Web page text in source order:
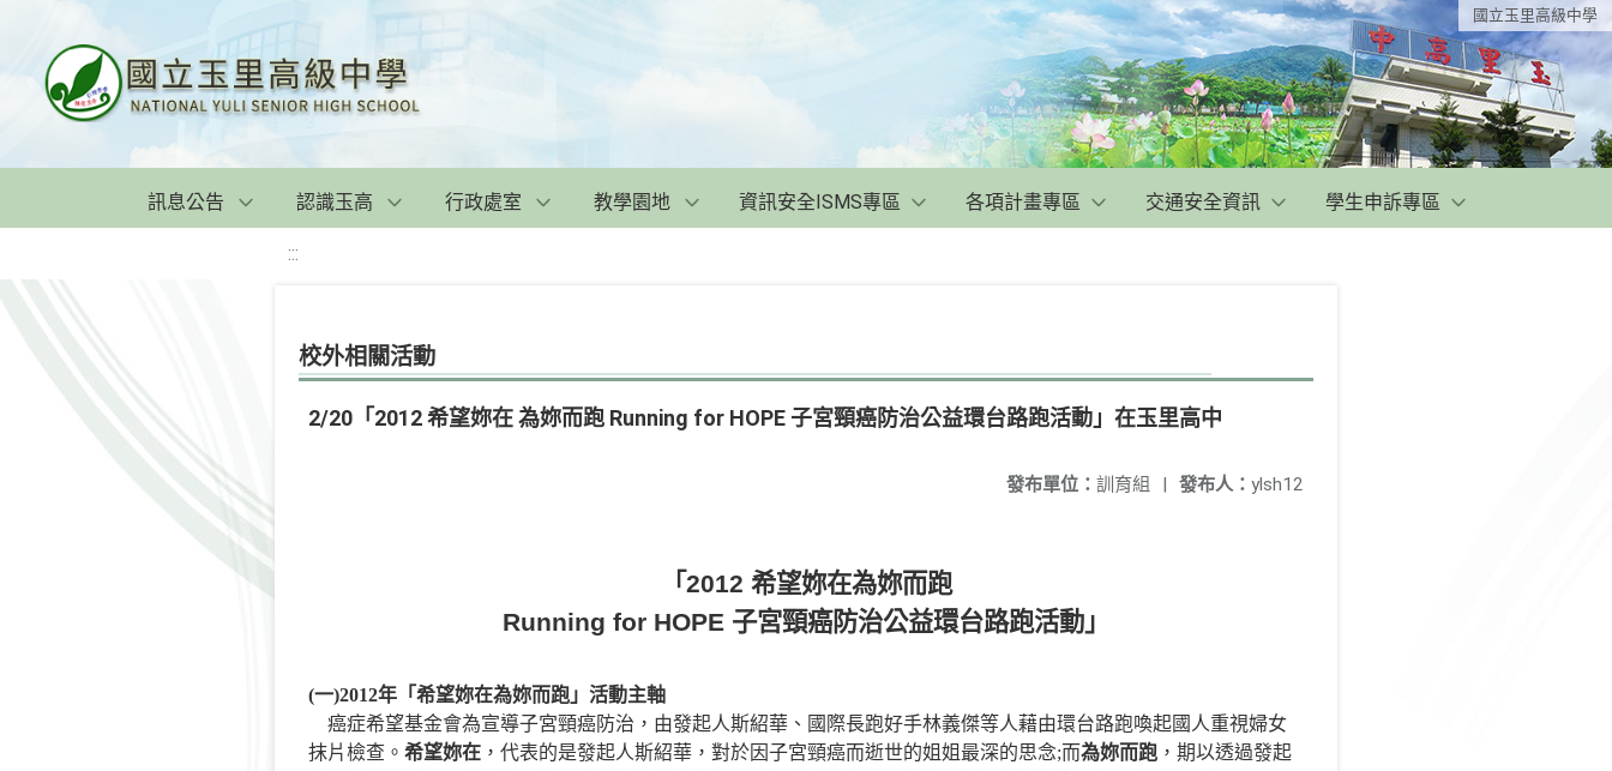
國立玉里高級中學
訊息公告 認識玉高 行政處室 教學園地 資訊安全ISMS專區 各項計畫專區 交通安全資訊 學生申訴專區
:::
校外相關活動
2/20「2012 希望妳在 為妳而跑 Running for HOPE 子宮頸癌防治公益環台路跑活動」在玉里高中
發布人： ylsh12
發布單位： 訓育組 |
「2012 希望妳在為妳而跑
Running for HOPE 子宮頸癌防治公益環台路跑活動」
(一)2012年 「希望妳在為妳而跑 」活動主軸
癌症希望基金會為宣導子宮頸癌防治，由發起人斯紹華、國際長跑好手林義傑等人藉由環台路跑喚起國人重視婦女
抹片檢查。 希望妳在 ，代表的是發起人斯紹華，對於因子宮頸癌而逝世的姐姐最深的思念;而為妳而跑 ，期以透過發起